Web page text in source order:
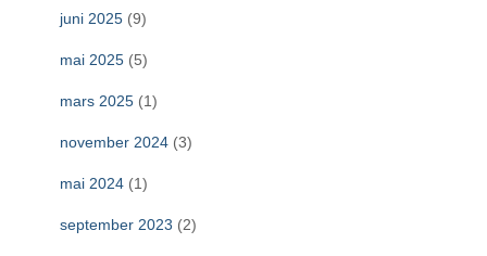
juni 2025 (9)
mai 2025 (5)
mars 2025 (1)
november 2024 (3)
mai 2024 (1)
september 2023 (2)